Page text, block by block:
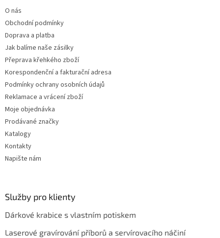
O nás
Obchodní podmínky
Doprava a platba
Jak balíme naše zásilky
Přeprava křehkého zboží
Korespondenční a fakturační adresa
Podmínky ochrany osobních údajů
Reklamace a vrácení zboží
Moje objednávka
Prodávané značky
Katalogy
Kontakty
Napište nám
Služby pro klienty
Dárkové krabice s vlastním potiskem
Laserové gravírování příborů a servírovacího náčiní